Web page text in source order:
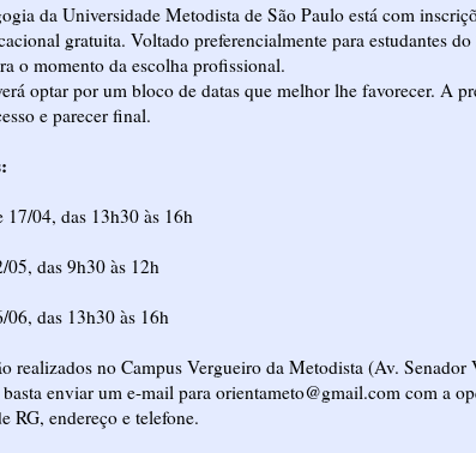
da Universidade Metodista de São Paulo está com
gratuita. Voltado preferencialmente para estudantes
o momento da escolha profissional.
optar por um bloco de datas que melhor lhe favorecer. A
e parecer final.
17/04, das 13h30 às 16h
05, das 9h30 às 12h
06, das 13h30 às 16h
realizados no Campus Vergueiro da Metodista (Av.
basta enviar um e-mail para orientameto@gmail.com com a
RG, endereço e telefone.